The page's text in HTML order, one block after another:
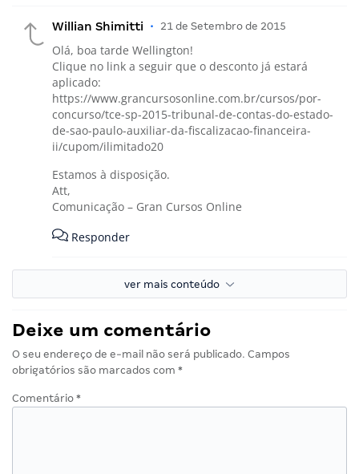
Willian Shimitti • 21 de Setembro de 2015
Olá, boa tarde Wellington!
Clique no link a seguir que o desconto já estará
aplicado:
https://www.grancursosonline.com.br/cursos/por-
concurso/tce-sp-2015-tribunal-de-contas-do-estado-
de-sao-paulo-auxiliar-da-fiscalizacao-financeira-
ii/cupom/ilimitado20
Estamos à disposição.
Att,
Comunicação – Gran Cursos Online
Responder
ver mais conteúdo
Deixe um comentário
O seu endereço de e-mail não será publicado. Campos
obrigatórios são marcados com *
Comentário *